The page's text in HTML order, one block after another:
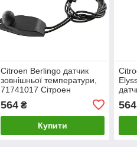
Citroen Berlingo датчик
зовнішньої температури,
71741017 Сітроен
564₴
Купити
С6/
564